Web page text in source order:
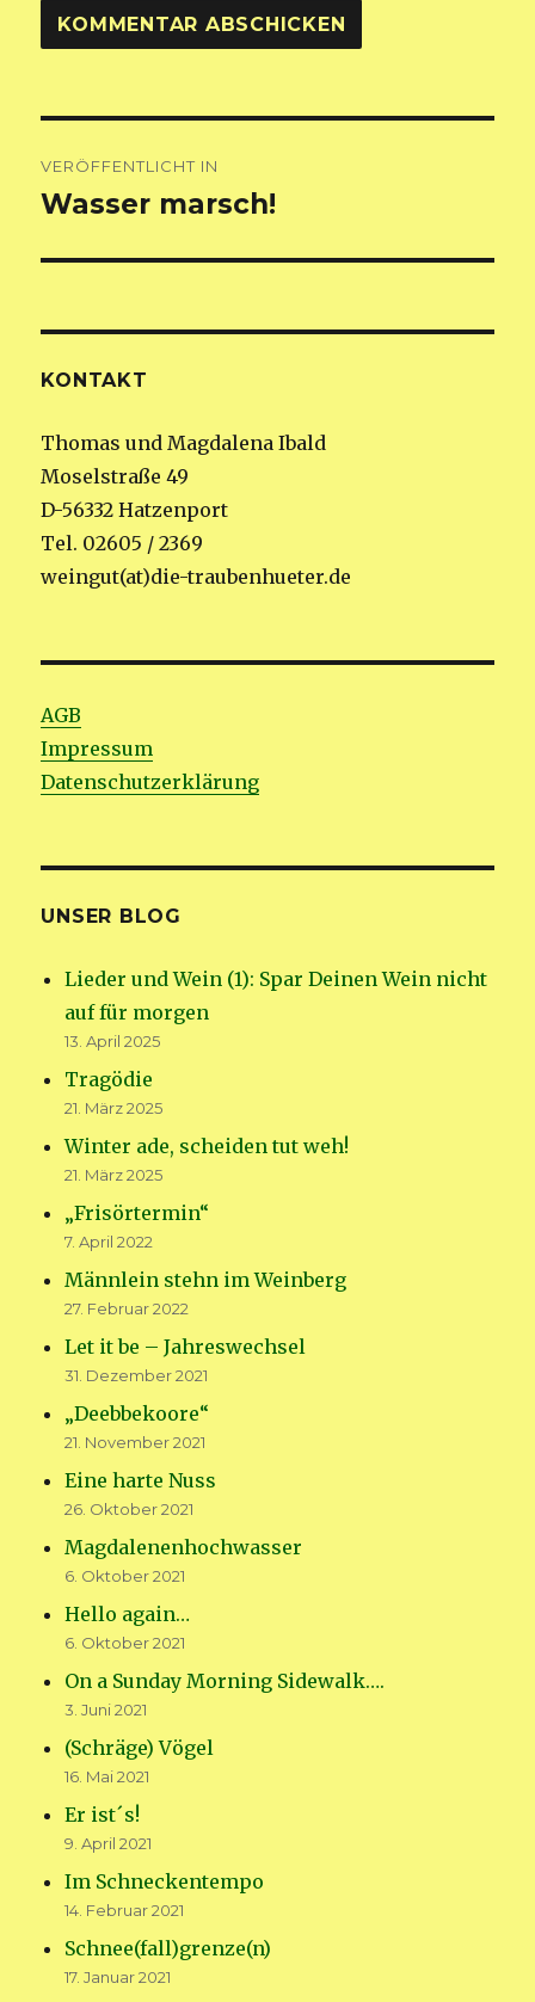
VERÖFFENTLICHT IN
Wasser marsch!
KONTAKT
Thomas und Magdalena Ibald
Moselstraße 49
D-56332 Hatzenport
Tel. 02605 / 2369
weingut(at)die-traubenhueter.de
AGB
Impressum
Datenschutzerklärung
UNSER BLOG
Lieder und Wein (1): Spar Deinen Wein nicht
auf für morgen
13. April 2025
Tragödie
21. März 2025
Winter ade, scheiden tut weh!
21. März 2025
„Frisörtermin“
7. April 2022
Männlein stehn im Weinberg
27. Februar 2022
Let it be – Jahreswechsel
31. Dezember 2021
„Deebbekoore“
21. November 2021
Eine harte Nuss
26. Oktober 2021
Magdalenenhochwasser
6. Oktober 2021
Hello again…
6. Oktober 2021
On a Sunday Morning Sidewalk….
3. Juni 2021
(Schräge) Vögel
16. Mai 2021
Er ist´s!
9. April 2021
Im Schneckentempo
14. Februar 2021
Schnee(fall)grenze(n)
17. Januar 2021